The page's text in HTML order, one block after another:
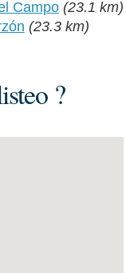
Campo (23.1 km)
(23.3 km)
?